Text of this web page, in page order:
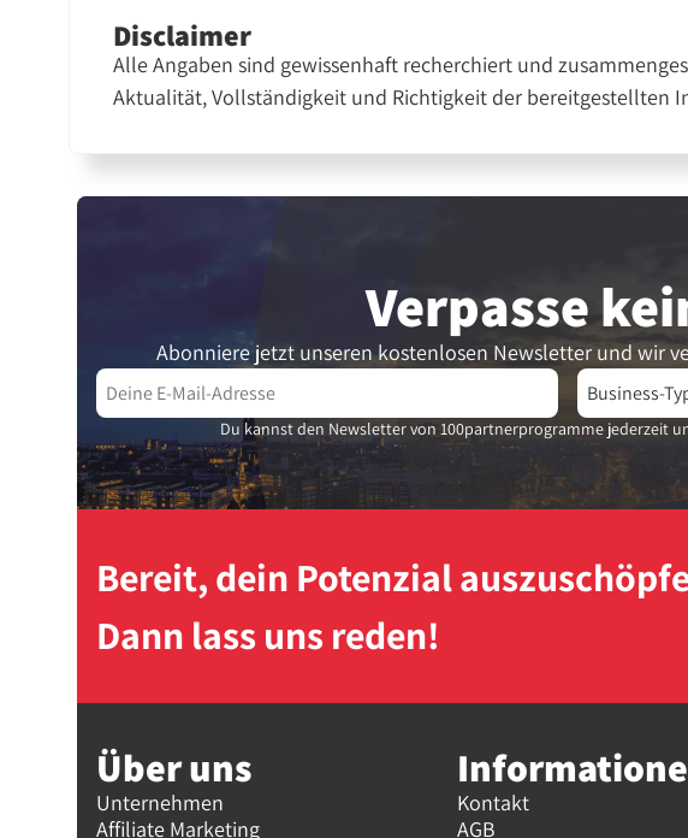
Disclaimer
Alle Angaben sind gewissenhaft recherchiert und
Aktualität, Vollständigkeit und Richtigkeit der bereitgestellten
Verpasse
Abonniere jetzt unseren kostenlosen Newsletter und wir
Du kannst den Newsletter von 100partnerprogramme jederzeit
Bereit, dein Potenzial
Dann lass uns reden!
Über uns
Unternehmen
Affiliate Marketing
Kontakt
AGB